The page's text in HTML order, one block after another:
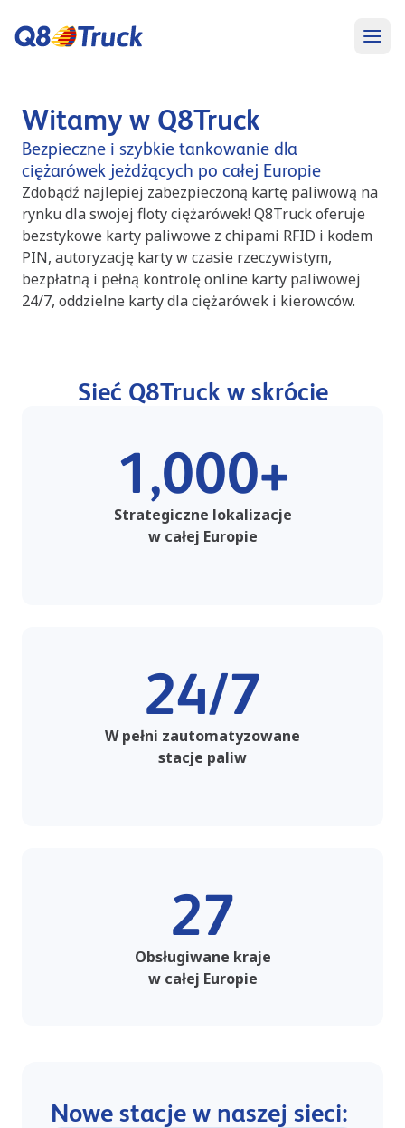
Witamy w Q8Truck
Bezpieczne i szybkie tankowanie dla
ciężarówek jeżdżących po całej Europie
Zdobądź najlepiej zabezpieczoną kartę paliwową na
rynku dla swojej floty ciężarówek! Q8Truck oferuje
bezstykowe karty paliwowe z chipami RFID i kodem
PIN, autoryzację karty w czasie rzeczywistym,
bezpłatną i pełną kontrolę online karty paliwowej
24/7, oddzielne karty dla ciężarówek i kierowców.
Sieć Q8Truck w skrócie
1,000+
Strategiczne lokalizacje
w całej Europie
24/7
W pełni zautomatyzowane
stacje paliw
27
Obsługiwane kraje
w całej Europie
Nowe stacje w naszej sieci: